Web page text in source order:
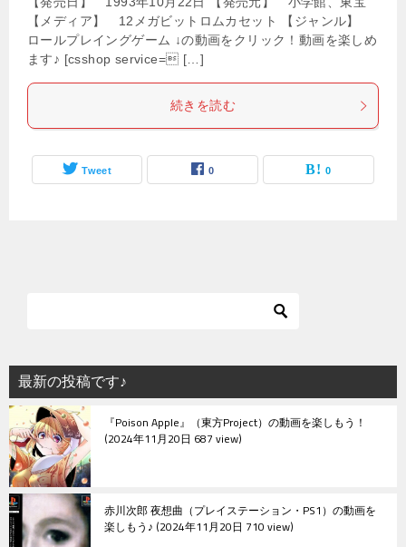
【メディア】 12メガビットロムカセット 【ジャンル】
ロールプレイングゲーム ↓の動画をクリック！動画を楽しめ
ます♪ [csshop service= […]
続きを読む
Tweet 0 0
最新の投稿です♪
『Poison Apple』（東方Project）の動画を楽しもう！
2024年11月20日 687 view
赤川次郎 夜想曲（プレイステーション・PS1）の動画を
楽しもう♪ 2024年11月20日 710 view